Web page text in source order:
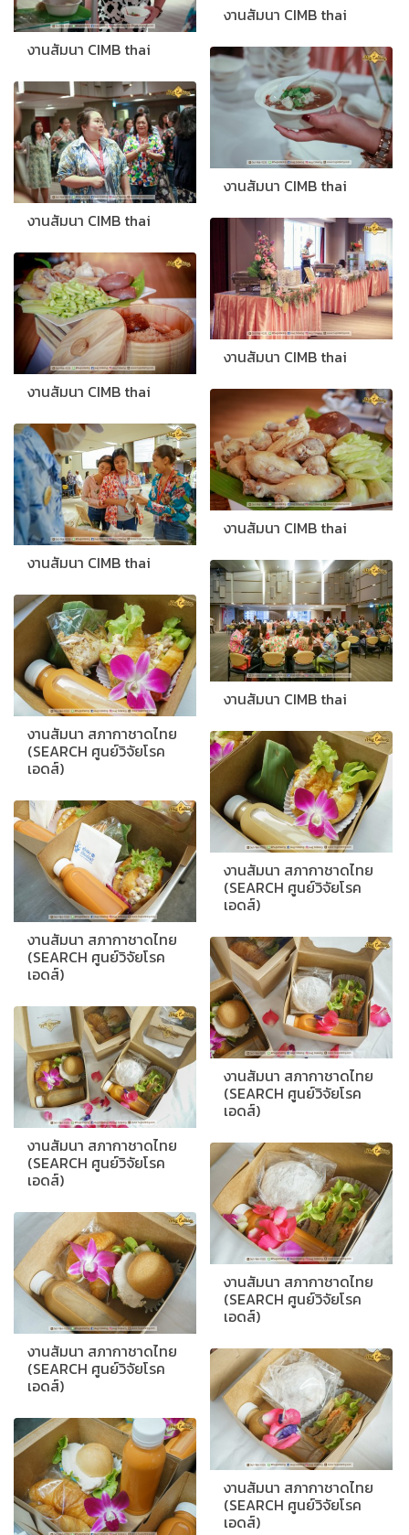
งานสัมนา CIMB thai
งานสัมนา CIMB thai
งานสัมนา CIMB thai
งานสัมนา CIMB thai
งานสัมนา CIMB thai
งานสัมนา CIMB thai
งานสัมนา CIMB thai
งานสัมนา CIMB thai
งานสัมนา CIMB thai
งานสัมนา สภากาชาดไทย
(SEARCH ศูนย์วิจัยโรค
เอดส์)
งานสัมนา สภากาชาดไทย
(SEARCH ศูนย์วิจัยโรค
เอดส์)
งานสัมนา สภากาชาดไทย
(SEARCH ศูนย์วิจัยโรค
เอดส์)
งานสัมนา สภากาชาดไทย
(SEARCH ศูนย์วิจัยโรค
เอดส์)
งานสัมนา สภากาชาดไทย
(SEARCH ศูนย์วิจัยโรค
เอดส์)
งานสัมนา สภากาชาดไทย
(SEARCH ศูนย์วิจัยโรค
เอดส์)
งานสัมนา สภากาชาดไทย
(SEARCH ศูนย์วิจัยโรค
เอดส์)
งานสัมนา สภากาชาดไทย
(SEARCH ศูนย์วิจัยโรค
เอดส์)